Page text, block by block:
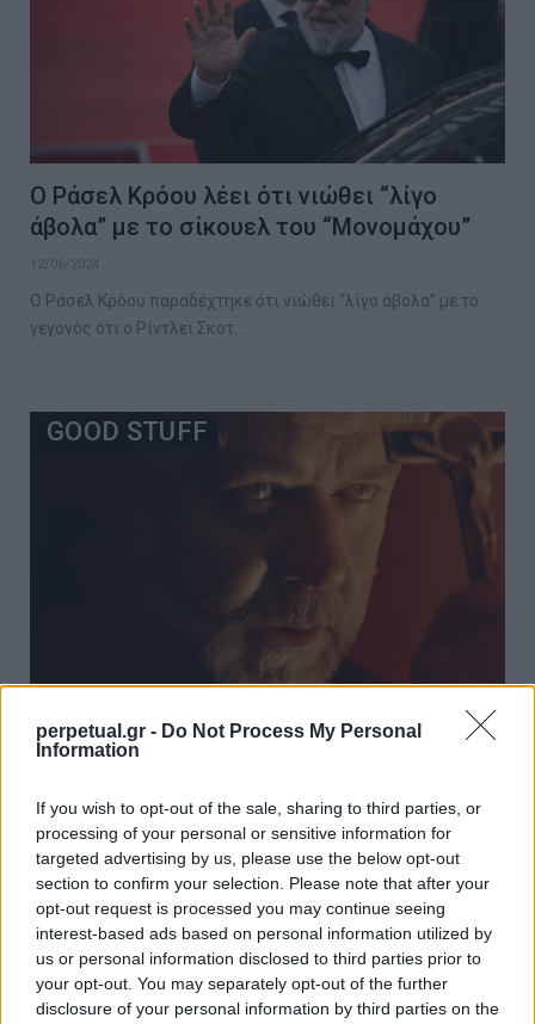
perpetual.gr - Do Not Process My Personal
Information
If you wish to opt-out of the sale, sharing to third parties, or
processing of your personal or sensitive information for
targeted advertising by us, please use the below opt-out
section to confirm your selection. Please note that after your
opt-out request is processed you may continue seeing
interest-based ads based on personal information utilized by
us or personal information disclosed to third parties prior to
your opt-out. You may separately opt-out of the further
disclosure of your personal information by third parties on the
Ο Ράσελ Κρόου λέει ότι νιώθει “λίγο
άβολα” με το σίκουελ του “Μονομάχου”
12/06/2024
Ο Ράσελ Κρόου παραδέχτηκε ότι νιώθει “λίγο άβολα” με το
γεγονός ότι ο Ρίντλεϊ Σκοτ…
GOOD STUFF
“The Exorcism”: Ο Ράσελ Κρόου
υπερφυσικού τρόμου
26/04/2024
Ο βραβευμένος με Όσκαρ Ράσελ Κρόου, πρόκειται να
πρωταγωνιστήσει στην επερχόμενη ταινία υπερφυσικού
τρόμου, “The…